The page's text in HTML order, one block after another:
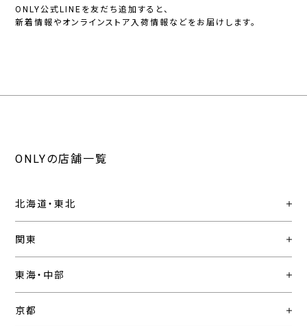
ONLY公式LINEを友だち追加すると、
新着情報やオンラインストア入荷情報などをお届けします。
ONLYの店舗一覧
北海道・東北
関東
東海・中部
京都